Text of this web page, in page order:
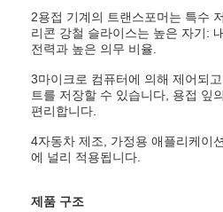
제품 소개
회사 소개
2용접 기계의 트랜스포머는 특수
리콘 강철 슬라이스는 높은 자기:
전력과 높은 의무 비율.
3마이크로 컴퓨터에 의해 제어되
트를 저장할 수 있습니다, 용접 잎
편리합니다.
4자동차 제조, 가정용 애플리케이
에 널리 적용됩니다.
제품 구조